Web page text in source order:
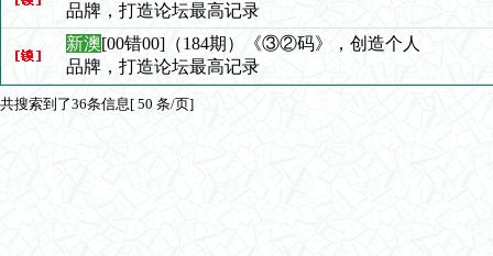
品牌，打造论坛最高记录
新澳[00错00]（184期）《③②码》，创造个人
品牌，打造论坛最高记录
共搜索到了36条信息[ 50 条/页]